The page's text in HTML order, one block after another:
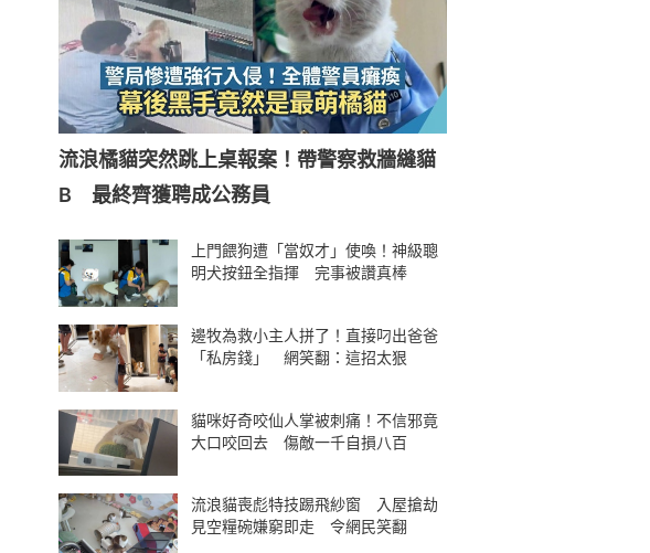
流浪橘貓突然跳上桌報案！帶警察救牆縫貓
B 最終齊獲聘成公務員
上門餵狗遭「當奴才」使喚！神級聰
明犬按鈕全指揮 完事被讚真棒
邊牧為救小主人拼了！直接叼出爸爸
「私房錢」 網笑翻：這招太狠
貓咪好奇咬仙人掌被刺痛！不信邪竟
大口咬回去 傷敵一千自損八百
流浪貓喪彪特技踢飛紗窗 入屋搶劫
見空糧碗嫌窮即走 令網民笑翻